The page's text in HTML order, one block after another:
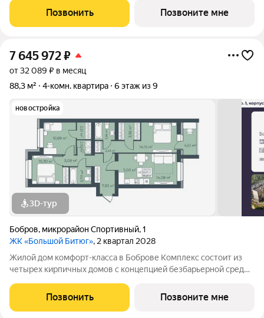
пожилых людей и родителей с колясками. Функциональное
использование квадратных
Позвонить Позвоните мне
7 645 972₽
от 32 089 ₽ в месяц
88,3 м²
4-комн. квартира 6 этаж из 9
новостройка
3D-тур
Бобров, микрорайон Спортивный,1
ЖК «Большой Битюг», 2 квартал 2028
Жилой дом комфорт-класса в Боброве Комплекс состоит из
четырех кирпичных домов с концепцией безбарьерной среды,
пожилых людей и родителей с колясками. Функциональное
использование квадратных
Позвонить Позвоните мне